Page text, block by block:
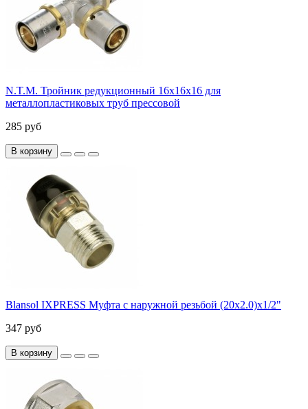
N.T.M. Тройник редукционный 16x16x16 для
металлопластиковых труб прессовой
285 руб
В корзину
Blansol IXPRESS Муфта с наружной резьбой (20х2.0)х1/2"
347 руб
В корзину